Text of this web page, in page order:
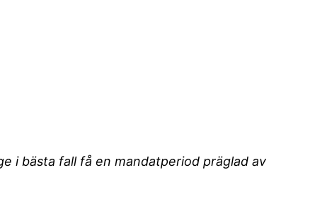
i bästa fall få en mandatperiod präglad av